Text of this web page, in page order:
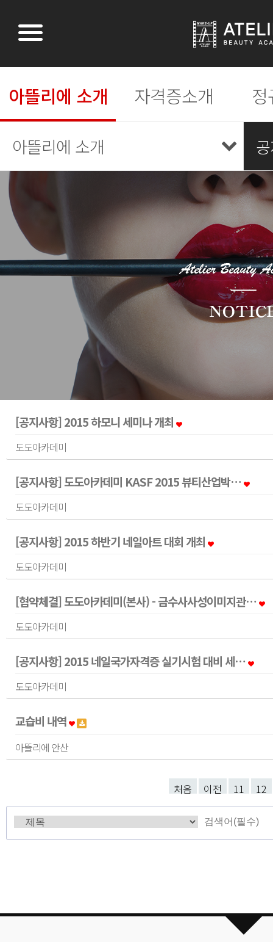
아뜰리에 소개 자격증소개
아뜰리에 소개
[공지사항] 2015 하모니 세미나 개최
도도아카데미
[공지사항] 도도아카데미 KASF 2015 뷰티산업박…
도도아카데미
[공지사항] 2015 하반기 네일아트 대회 개최
도도아카데미
[협약체결] 도도아카데미(본사) - 금수사사성이미지관…
도도아카데미
[공지사항] 2015 네일국가자격증 실기시험 대비 세…
도도아카데미
교습비 내역
아뜰리에 안산
처음 이전 11 12